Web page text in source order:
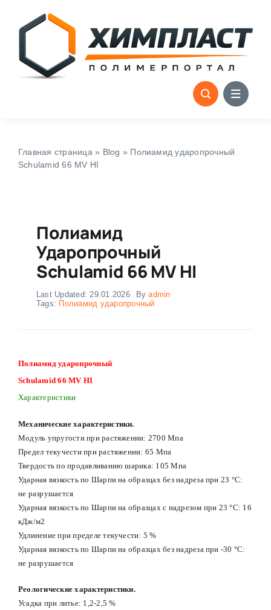
content
Главная страница » Blog » Полиамид ударопрочный
Schulamid 66 MV HI
Полиамид
Ударопрочный
Schulamid 66 MV HI
Last Updated: 29.01.2026 Byadmin
Tags: Полиамид ударопрочный
Полиамид ударопрочный
Schulamid 66 MV HI
Характеристики
Механические характеристики.
Модуль упругости при растяжении: 2700 Мпа
Предел текучести при растяжении: 65 Мпа
Твердость по продавливанию шарика: 105 Мпа
Ударная вязкость по Шарпи на образцах без надреза при 23 °С:
не разрушается
Ударная вязкость по Шарпи на образцах с надрезом при 23 °С: 16
кДж/м2
Удлинение при пределе текучести: 5 %
Ударная вязкость по Шарпи на образцах без надреза при -30 °С:
не разрушается
Реологические характеристики.
Усадка при литье: 1,2-2,5 %